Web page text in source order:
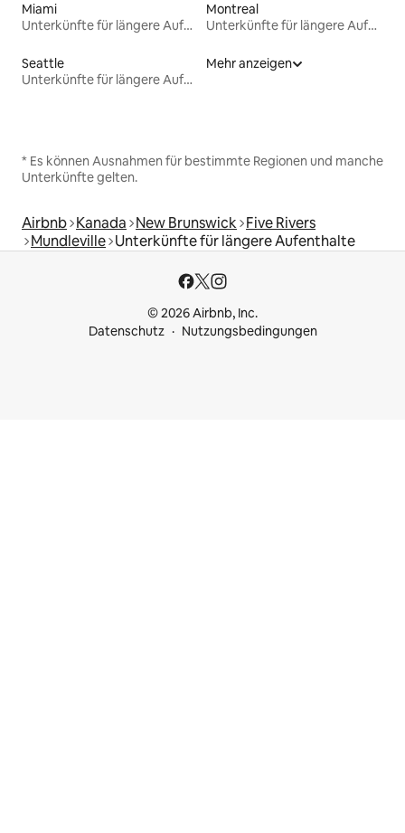
Miami
Unterkünfte für längere Aufenthalte
Montreal
Unterkünfte für längere Aufenthalte
Seattle
Unterkünfte für längere Aufenthalte
Mehr anzeigen
* Es können Ausnahmen für bestimmte Regionen und manche
Unterkünfte gelten.
Airbnb Kanada New Brunswick Five Rivers
Mundleville Unterkünfte für längere Aufenthalte
© 2026 Airbnb, Inc.
Datenschutz
Nutzungsbedingungen